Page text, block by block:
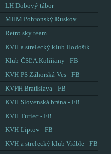
LH Dobový tábor
MHM Pohronský Ruskov
Retro sky team
KVH a strelecký klub Hodošík
Klub ČSĽA Kolíňany - FB
KVH PS Záhorská Ves - FB
KVPH Bratislava - FB
KVH Slovenská brána - FB
KVH Turiec - FB
KVH Liptov - FB
KVH a strelecký klub Vráble - FB